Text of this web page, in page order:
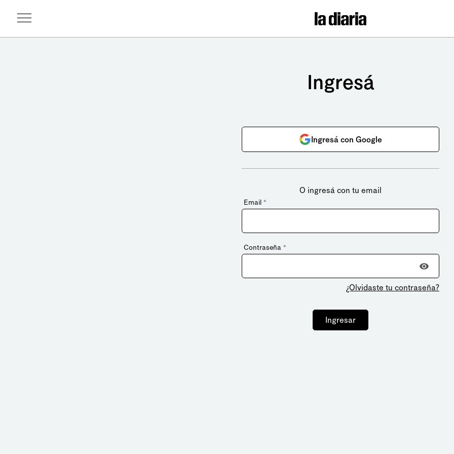
Ingresá
Ingresá con Google
O ingresá con tu email
Email *
Contraseña *
¿Olvidaste tu contraseña?
Ingresar